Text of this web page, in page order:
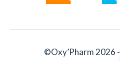
©Oxy’Pharm 2026 -